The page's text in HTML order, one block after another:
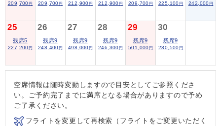
209,700 円 209,700 円 212,900 円 212,900 円 209,700 円 225,100 円 242,000 円
25
残席5
227,200 円
26
残席9
248,400 円
27
残席9
498,000 円
28
残席9
246,300 円
29
残席9
501,000 円
30
残席9
280,500 円
空席情報は随時変動しますので目安としてご参照くださ
い。ご予約完了までに満席となる場合がありますので予め
ご了承ください。
フライトを変更して再検索（フライトをご変更いただく